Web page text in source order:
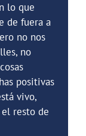
lo que
de fuera a
no nos
no
positivas
vivo,
el resto de